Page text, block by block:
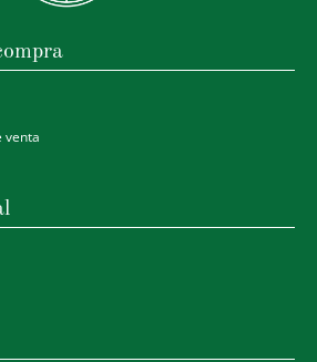
venta